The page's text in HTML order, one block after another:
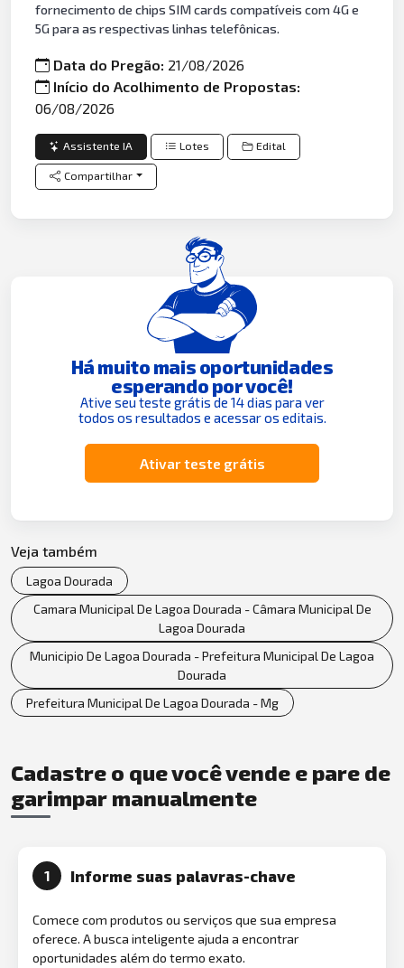
fornecimento de chips SIM cards compatíveis com 4G e
5G para as respectivas linhas telefônicas.
Data do Pregão: 21/08/2026
Início do Acolhimento de Propostas:
06/08/2026
Assistente IA Lotes Edital
Compartilhar
Há muito mais oportunidades
esperando por você!
Ative seu teste grátis de 14 dias para ver
todos os resultados e acessar os editais.
Ativar teste grátis
Veja também
Lagoa Dourada
Camara Municipal De Lagoa Dourada - Câmara Municipal De
Lagoa Dourada
Municipio De Lagoa Dourada - Prefeitura Municipal De Lagoa
Dourada
Prefeitura Municipal De Lagoa Dourada - Mg
Cadastre o que você vende e pare de
garimpar manualmente
1 Informe suas palavras-chave
Comece com produtos ou serviços que sua empresa
oferece. A busca inteligente ajuda a encontrar
oportunidades além do termo exato.